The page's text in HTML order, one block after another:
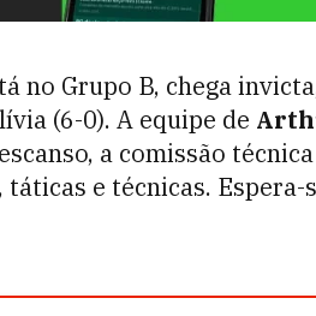
no Grupo B, chega
(6-0). A equipe de
a comissão
e técnicas. Espera-